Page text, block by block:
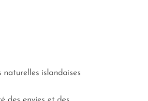
naturelles islandaises